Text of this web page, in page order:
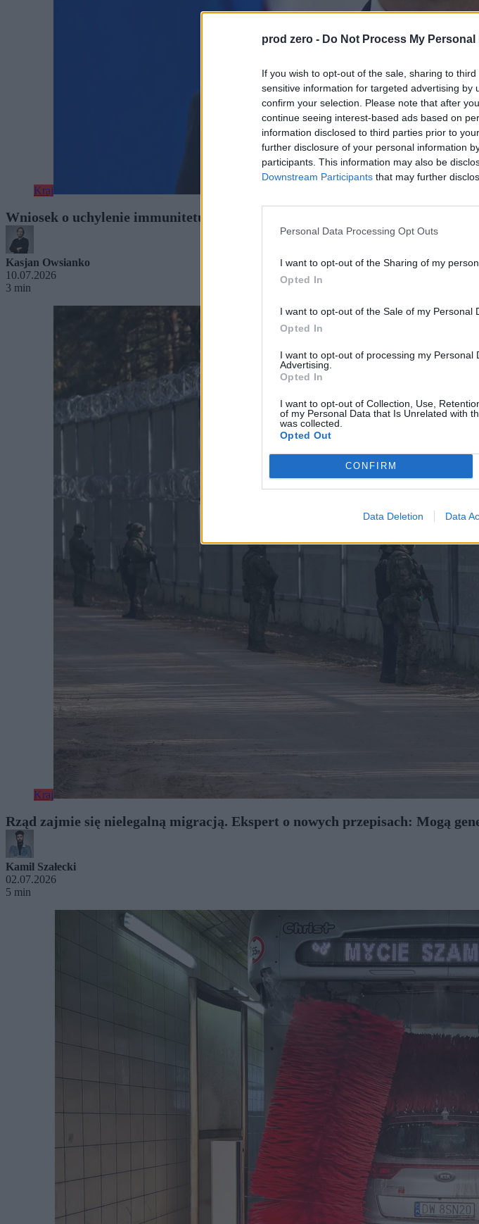
prod zero - Do Not Process My
If you wish to opt-out of the sale, sharing to
sensitive information for targeted advertising by
confirm your selection. Please note that after
continue seeing interest-based ads based on
information disclosed to third parties prior to
further disclosure of your personal information
participants. This information may also be
Downstream Participants that may further
Personal Data Processing Opt Outs
I want to opt-out of the Sharing of my
Opted In
I want to opt-out of the Sale of my Personal
Opted In
I want to opt-out of processing my Personal
Advertising.
Opted In
I want to opt-out of Collection, Use,
of my Personal Data that Is Unrelated with
was collected.
Opted Out
CONFIRM
Data Deletion Data
Kraj
Wniosek o uchylenie immunitetu Myrchy trafi do Sejmu. Czekał rok
Kasjan Owsianko
10.07.2026
3 min
Kraj
Rząd zajmie się nielegalną migracją. Ekspert o nowych przepisach: Mogą
Kamil Szałecki
02.07.2026
5 min